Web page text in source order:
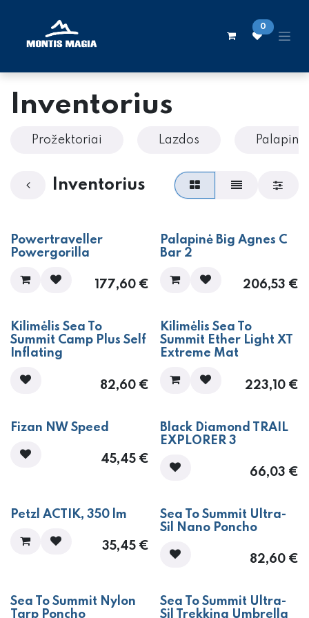
0
Inventorius
Prožektoriai Lazdos
Inventorius
​​​​​​Powertraveller
Powergorilla
177,60€
​Palapinė Big Agnes C
Bar 2
206,53 €
​Kilimėlis Sea To
Summit Camp Plus Self
Inflating
82,60€
​Kilimėlis Sea To
Summit Ether Light XT
Extreme Mat
223,10€
​Fizan NW Speed
45,45€
Black Diamond TRAIL
EXPLORER 3
66,03 €
Petzl ACTIK, 350 lm
35,45€
Sea To Summit Ultra-
Sil Nano Poncho
82,60€
Sea To Summit Nylon
Tarp Poncho
Sea To Summit Ultra-
Sil Trekking Umbrella